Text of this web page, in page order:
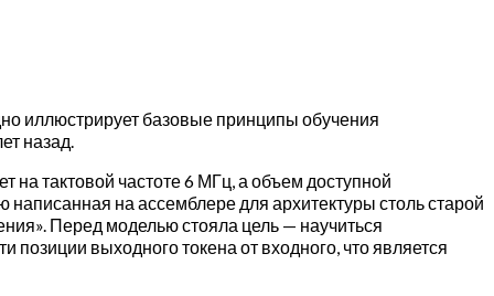
иллюстрирует базовые принципы обучения
назад.
тактовой частоте 6 МГц, а объем доступной
на ассемблере для архитектуры столь старой
Перед моделью стояла цель — научиться
выходного токена от входного, что является